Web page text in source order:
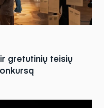
gretutinių teisių